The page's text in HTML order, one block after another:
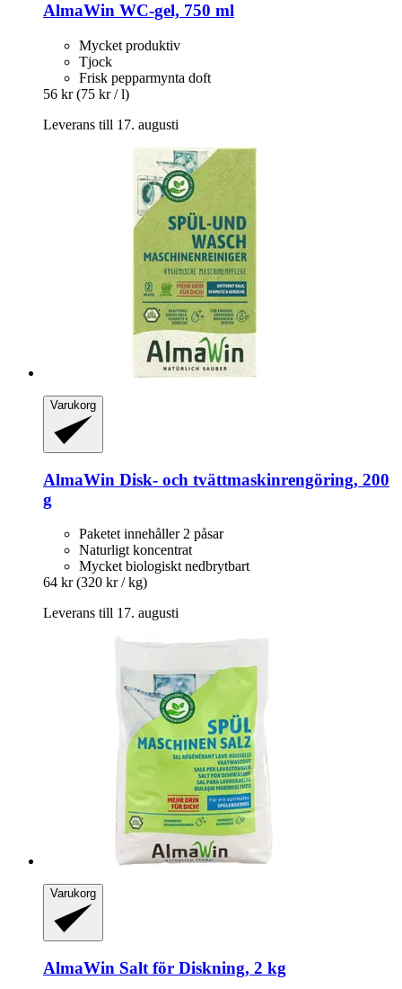
AlmaWin WC-​gel, 750 ml
Mycket produktiv
Tjock
Frisk pepparmynta doft
56 kr (75 kr / l)
Leverans till 17. augusti
Varukorg
AlmaWin Disk-​ och tvättmaskinrengöring, 200
g
Paketet innehåller 2 påsar
Naturligt koncentrat
Mycket biologiskt nedbrytbart
64 kr (320 kr / kg)
Leverans till 17. augusti
Varukorg
AlmaWin Salt för Diskning, 2 kg